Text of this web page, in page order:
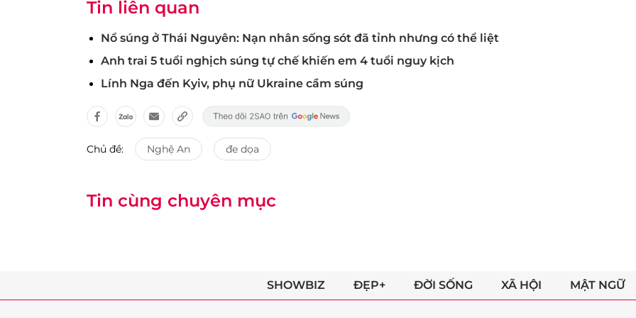
Tin liên quan
Nổ súng ở Thái Nguyên: Nạn nhân sống sót đã tỉnh nhưng có thể liệt
Anh trai 5 tuổi nghịch súng tự chế khiến em 4 tuổi nguy kịch
Lính Nga đến Kyiv, phụ nữ Ukraine cầm súng
Chủ đề: Nghệ An đe dọa
Tin cùng chuyên mục
SHOWBIZ ĐẸP+ ĐỜI SỐNG XÃ HỘI MẬT NGỮ